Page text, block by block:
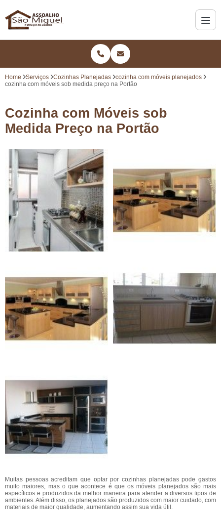
Home Serviços Cozinhas Planejadas
cozinha com móveis planejados
cozinha com móveis sob medida preço na Portão
Cozinha com Móveis sob
Medida Preço na Portão
Muitas pessoas acreditam que optar por cozinhas planejadas pode gastos
muito maiores, mas o que acontece é que os móveis planejados são mais
específicos e produzidos da melhor maneira para atender a diversos tipos de
ambientes. Além disso, os planejados são produzidos com maior cuidado, com
materiais de maior qualidade, aumentando assim sua vida útil.